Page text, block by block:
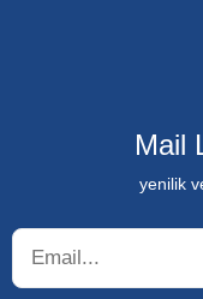
Mail
yenilik